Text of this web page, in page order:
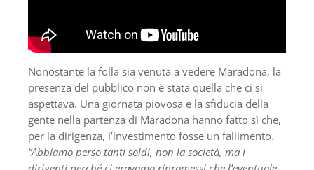
Nonostante la folla sia venuta a vedere Maradona, la
presenza del pubblico non è stata quella che ci si
aspettava. Una giornata piovosa e la sfiducia della
gente nella partenza di Maradona hanno fatto sì che,
per la dirigenza, l’investimento fosse un fallimento.
“Abbiamo perso tanti soldi, non la società, ma i